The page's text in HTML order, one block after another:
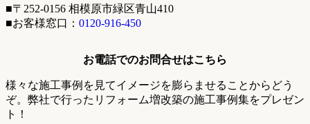
■〒252-0156 相模原市緑区青山410
■お客様窓口： 0120-916-450
お電話でのお問合せはこちら
様々な施工事例を見てイメージを膨らませることからどう
ぞ。弊社で行ったリフォーム増改築の施工事例集をプレゼン
ト！